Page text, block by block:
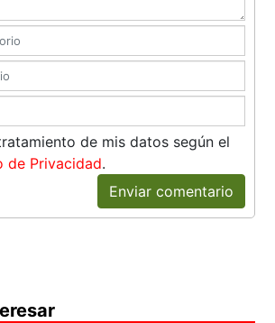
de mis datos según el
de Privacidad.
Enviar comentario